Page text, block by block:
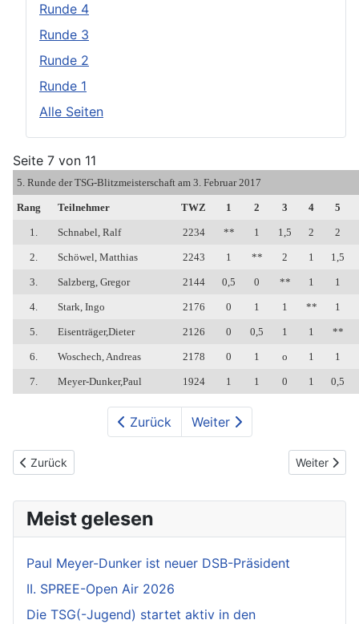
Runde 4
Runde 3
Runde 2
Runde 1
Alle Seiten
Seite 7 von 11
5. Runde der TSG-Blitzmeisterschaft am 3. Februar 2017
Rang Teilnehmer TWZ 1 2 3 4 5
1. Schnabel, Ralf 2234 ** 1 1,5 2 2
2. Schöwel, Matthias 2243 1 ** 2 1 1,5
3. Salzberg, Gregor 2144 0,5 0 ** 1 1
4. Stark, Ingo 2176 0 1 1 ** 1
5. Eisenträger,Dieter 2126 0 0,5 1 1 **
6. Woschech, Andreas 2178 0 1 o 1 1
7. Meyer-Dunker,Paul 1924 1 1 0 1 0,5
Zurück Weiter
Vorheriger Beitrag: 2003 - 1. Jens Wiedersich, 2. Matthias
Zurück Nächster
Weiter
Meist gelesen
Paul Meyer-Dunker ist neuer DSB-Präsident
II. SPREE-Open Air 2026
Die TSG(-Jugend) startet aktiv in den